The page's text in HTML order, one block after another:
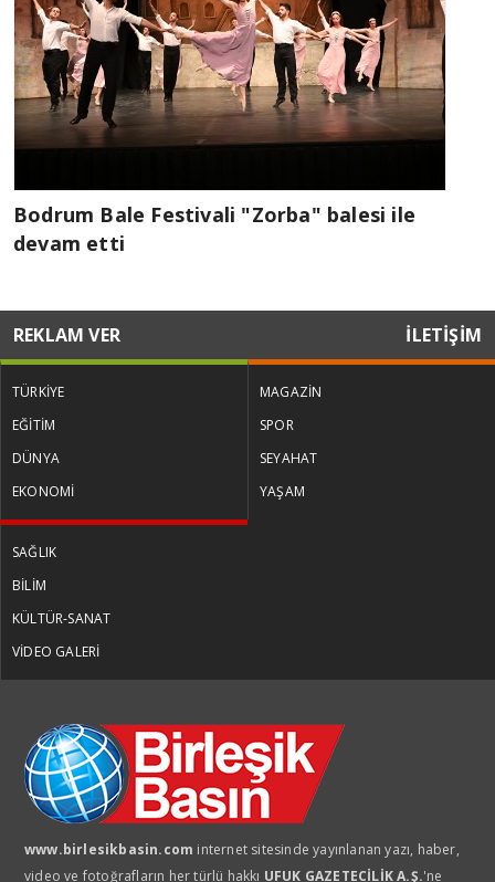
Bodrum Bale Festivali "Zorba" balesi ile
devam etti
REKLAM VER İLETİŞİM
TÜRKİYE
EĞİTİM
DÜNYA
EKONOMİ
MAGAZİN
SPOR
SEYAHAT
YAŞAM
SAĞLIK
BİLİM
KÜLTÜR-SANAT
VİDEO GALERİ
www.birlesikbasin.com internet sitesinde yayınlanan yazı, haber,
video ve fotoğrafların her türlü hakkı UFUK GAZETECİLİK A.Ş.'ne